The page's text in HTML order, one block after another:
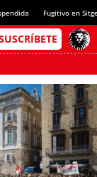
Fugitivo en